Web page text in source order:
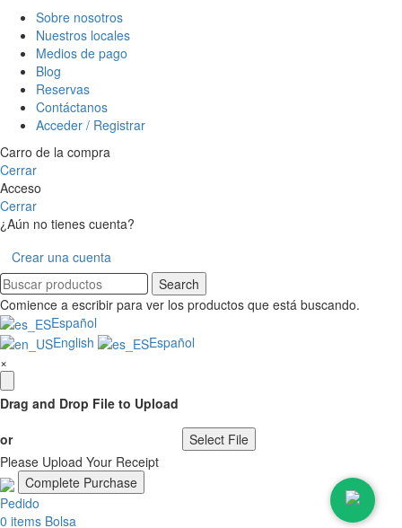
Sobre nosotros
Nuestros locales
Medios de pago
Blog
Reservas
Contáctanos
Acceder / Registrar
Carro de la compra
Cerrar
Acceso
Cerrar
¿Aún no tienes cuenta?
Crear una cuenta
Search
Comience a escribir para ver los productos que está buscando.
Español
English
Español
×
Drag and Drop File to Upload
or
Select File
Please Upload Your Receipt
Pedido
0 items Bolsa